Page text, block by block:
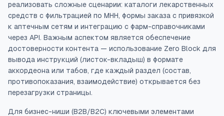
реализовать сложные сценарии: каталоги лекарственных
средств с фильтрацией по МНН, формы заказа с привязкой
к аптечным сетям и интеграцию с фарм-справочниками
через API. Важным аспектом является обеспечение
достоверности контента — использование Zero Block для
вывода инструкций (листок-вкладыш) в формате
аккордеона или табов, где каждый раздел (состав,
противопоказания, взаимодействие) открывается без
перезагрузки страницы.
Для бизнес-ниши (B2B/B2C) ключевыми элементами